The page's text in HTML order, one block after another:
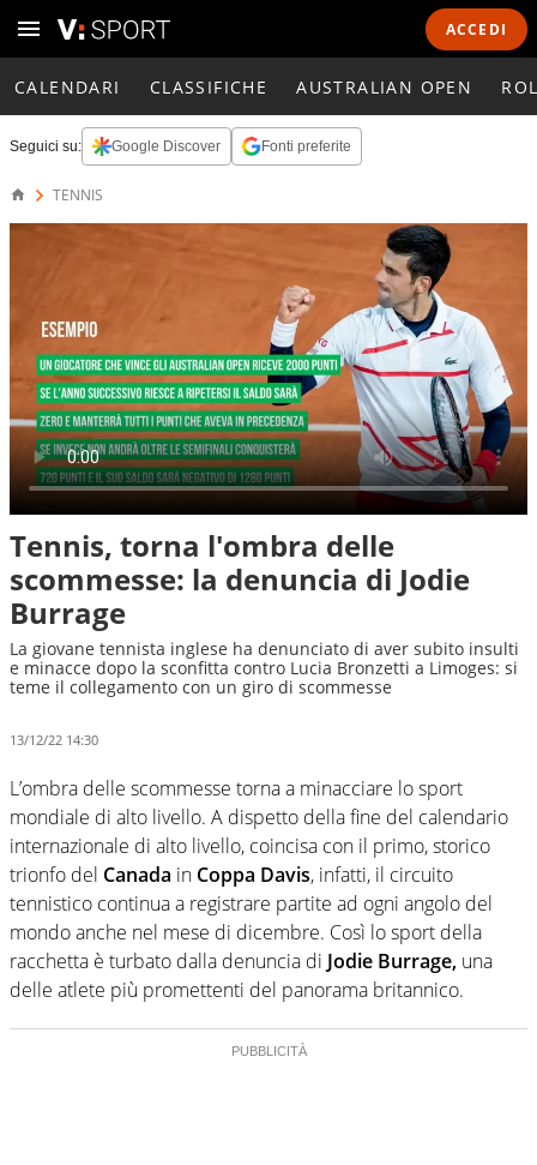
ACCEDI
CALENDARI CLASSIFICHE AUSTRALIAN OPEN
Seguici su: Google Discover Fonti preferite
TENNIS
Tennis, torna l'ombra delle
scommesse: la denuncia di Jodie
Burrage
La giovane tennista inglese ha denunciato di aver subito insulti
e minacce dopo la sconfitta contro Lucia Bronzetti a Limoges: si
teme il collegamento con un giro di scommesse
13/12/22 14:30
L’ombra delle scommesse torna a minacciare lo sport
mondiale di alto livello. A dispetto della fine del calendario
internazionale di alto livello, coincisa con il primo, storico
trionfo del Canada in Coppa Davis, infatti, il circuito
tennistico continua a registrare partite ad ogni angolo del
mondo anche nel mese di dicembre. Così lo sport della
racchetta è turbato dalla denuncia di Jodie Burrage, una
delle atlete più promettenti del panorama britannico.